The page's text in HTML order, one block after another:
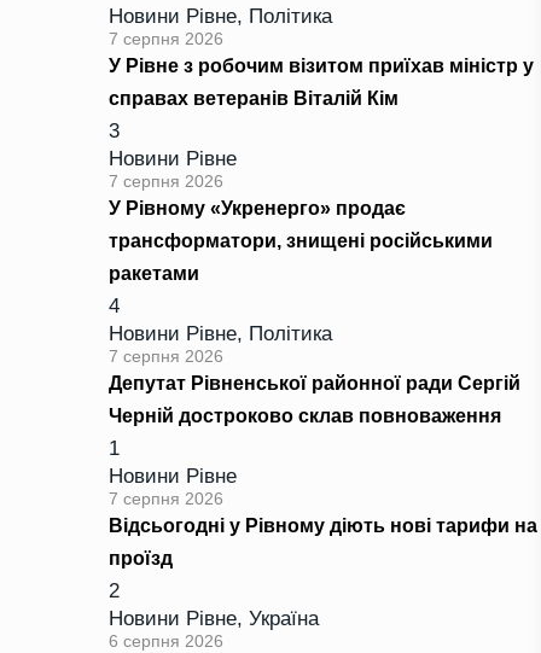
Новини Рівне, Політика
7 серпня 2026
У Рівне з робочим візитом приїхав міністр у
справах ветеранів Віталій Кім
3
Новини Рівне
7 серпня 2026
У Рівному «Укренерго» продає
трансформатори, знищені російськими
ракетами
4
Новини Рівне, Політика
7 серпня 2026
Депутат Рівненської районної ради Сергій
Черній достроково склав повноваження
1
Новини Рівне
7 серпня 2026
Відсьогодні у Рівному діють нові тарифи на
проїзд
2
Новини Рівне, Україна
6 серпня 2026